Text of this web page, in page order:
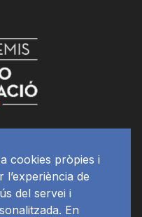
cookies pròpies i
de
del servei i
En